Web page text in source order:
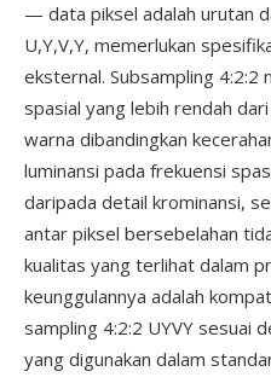
— data piksel adalah urutan
U,Y,V,Y, memerlukan
eksternal. Subsampling 4:2:2
spasial yang lebih rendah
warna dibandingkan
luminansi pada frekuensi
daripada detail krominansi,
antar piksel bersebelahan
kualitas yang terlihat dalam
keunggulannya adalah
sampling 4:2:2 UYVY sesuai
yang digunakan dalam